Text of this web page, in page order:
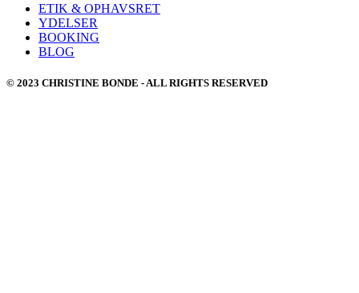
ETIK & OPHAVSRET
YDELSER
BOOKING
BLOG
© 2023 CHRISTINE BONDE - ALL RIGHTS RESERVED